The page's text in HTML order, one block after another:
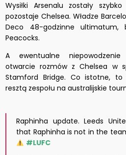
Wysiłki Arsenalu zostały
pozostaje Chelsea. Władze
Deco 48-godzinne
Peacocks.
A ewentualne niepowodzenie
otwarcie rozmów z Chelsea w
Stamford Bridge. Co istotne, to
resztą zespołu na australijskie
Raphinha update. Leeds
that Raphinha is not in the
#LUFC